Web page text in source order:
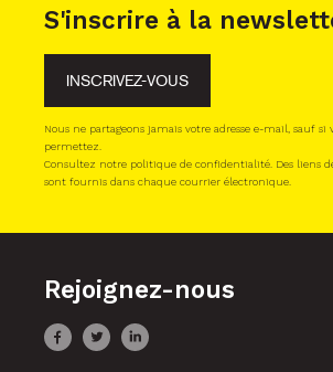
S'inscrire à la
INSCRIVEZ-VOUS
Nous ne partageons jamais votre adresse e-mail, sauf si
permettez.
Consultez notre politique de confidentialité. Des liens
sont fournis dans chaque courrier électronique.
Rejoignez-nous